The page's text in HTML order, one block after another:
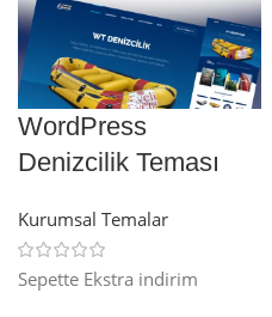
WordPress
Denizcilik Teması
Kurumsal Temalar
Sepette Ekstra indirim